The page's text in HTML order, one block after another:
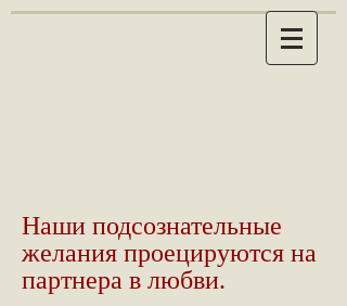
Наши подсознательные
желания проецируются на
партнера в любви.